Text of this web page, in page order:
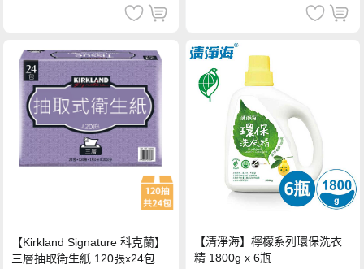
【Kirkland Signature 科克蘭】
三層抽取衛生紙 120張x24包x1
【清淨海】檸檬系列環保洗衣
精 1800g x 6瓶